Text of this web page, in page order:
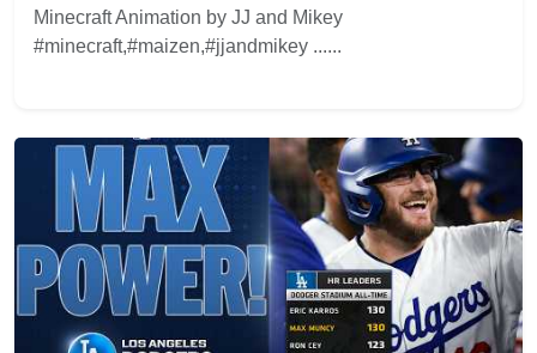
Minecraft Animation by JJ and Mikey
#minecraft,#maizen,#jjandmikey ......